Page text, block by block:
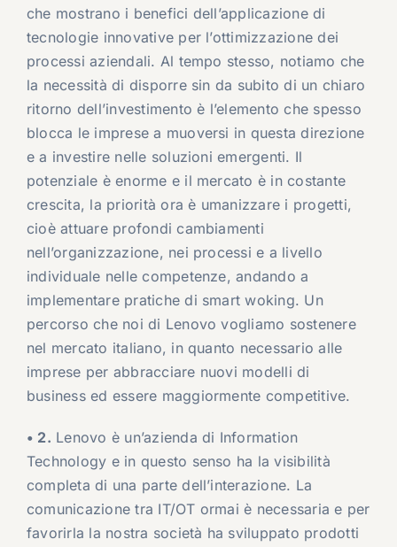
che mostrano i benefici dell’applicazione di
tecnologie innovative per l’ottimizzazione dei
processi aziendali. Al tempo stesso, notiamo che
la necessità di disporre sin da subito di un chiaro
ritorno dell’investimento è l’elemento che spesso
blocca le imprese a muoversi in questa direzione
e a investire nelle soluzioni emergenti. Il
potenziale è enorme e il mercato è in costante
crescita, la priorità ora è umanizzare i progetti,
cioè attuare profondi cambiamenti
nell’organizzazione, nei processi e a livello
individuale nelle competenze, andando a
implementare pratiche di smart woking. Un
percorso che noi di Lenovo vogliamo sostenere
nel mercato italiano, in quanto necessario alle
imprese per abbracciare nuovi modelli di
business ed essere maggiormente competitive.
• 2. Lenovo è un’azienda di Information
Technology e in questo senso ha la visibilità
completa di una parte dell’interazione. La
comunicazione tra IT/OT ormai è necessaria e per
favorirla la nostra società ha sviluppato prodotti